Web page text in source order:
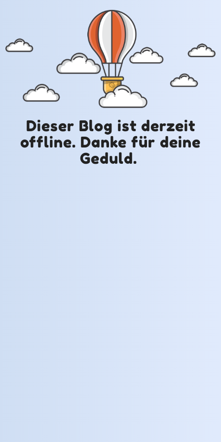
Dieser Blog ist derzeit
offline. Danke für deine
Geduld.